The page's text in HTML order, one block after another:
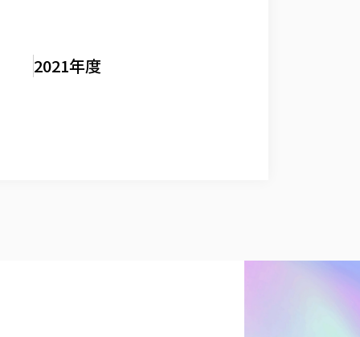
2021年度